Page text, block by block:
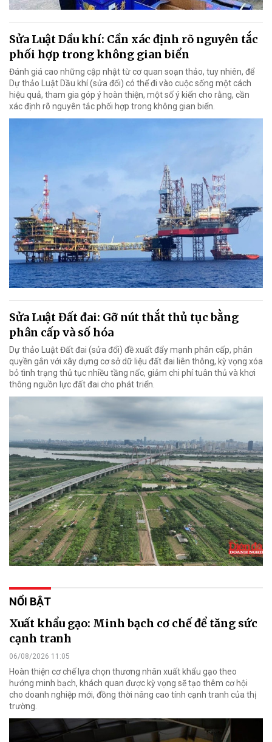
Sửa Luật Dầu khí: Cần xác định rõ nguyên tắc
phối hợp trong không gian biển
Đánh giá cao những cập nhật từ cơ quan soạn thảo, tuy nhiên, để
Dự thảo Luật Dầu khí (sửa đổi) có thể đi vào cuộc sống một cách
hiệu quả, tham gia góp ý hoàn thiện, một số ý kiến cho rằng, cần
xác định rõ nguyên tắc phối hợp trong không gian biển.
Sửa Luật Đất đai: Gỡ nút thắt thủ tục bằng
phân cấp và số hóa
Dự thảo Luật Đất đai (sửa đổi) đề xuất đẩy mạnh phân cấp, phân
quyền gắn với xây dựng cơ sở dữ liệu đất đai liên thông, kỳ vọng xóa
bỏ tình trạng thủ tục nhiều tầng nấc, giảm chi phí tuân thủ và khơi
thông nguồn lực đất đai cho phát triển.
NỔI BẬT
Xuất khẩu gạo: Minh bạch cơ chế để tăng sức
cạnh tranh
06/08/2026 11:05
Hoàn thiện cơ chế lựa chọn thương nhân xuất khẩu gạo theo
hướng minh bạch, khách quan được kỳ vọng sẽ tạo thêm cơ hội
cho doanh nghiệp mới, đồng thời nâng cao tính cạnh tranh của thị
trường.